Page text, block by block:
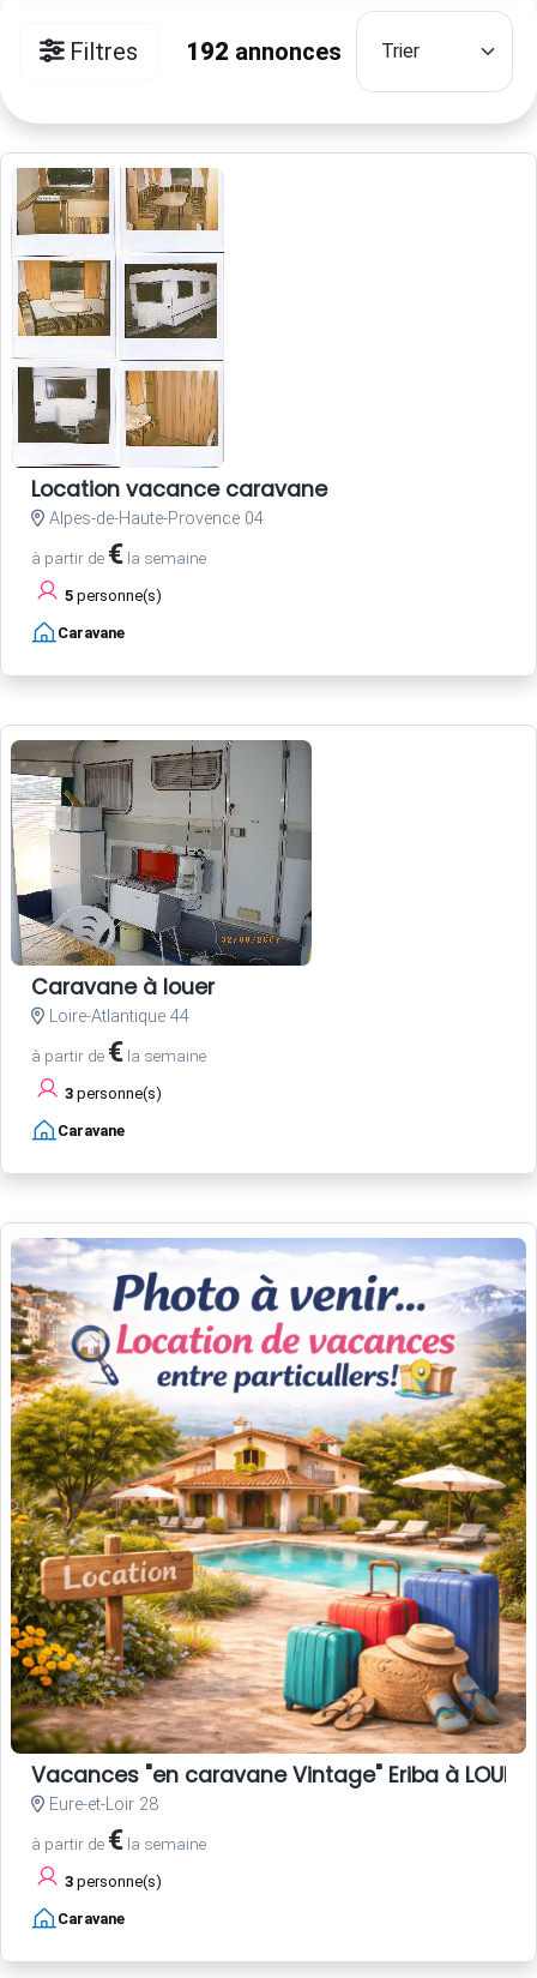
Filtres 192 annonces
Location vacance caravane
Alpes-de-Haute-Provence 04
à partir de € la semaine
5 personne(s)
Caravane
Caravane à louer
Loire-Atlantique 44
à partir de € la semaine
3 personne(s)
Caravane
Vacances "en caravane Vintage" Eriba à LOUER,
Eure-et-Loir 28
à partir de € la semaine
3 personne(s)
Caravane